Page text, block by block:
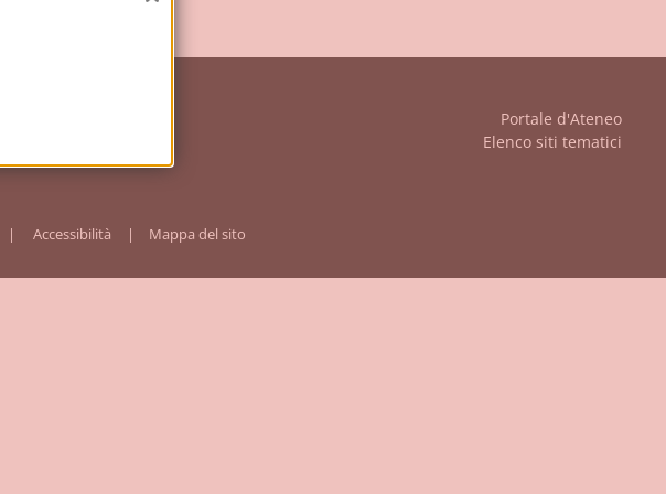
Portale d'Ateneo
Elenco siti tematici
Accessibilità Mappa del sito
Chiudi